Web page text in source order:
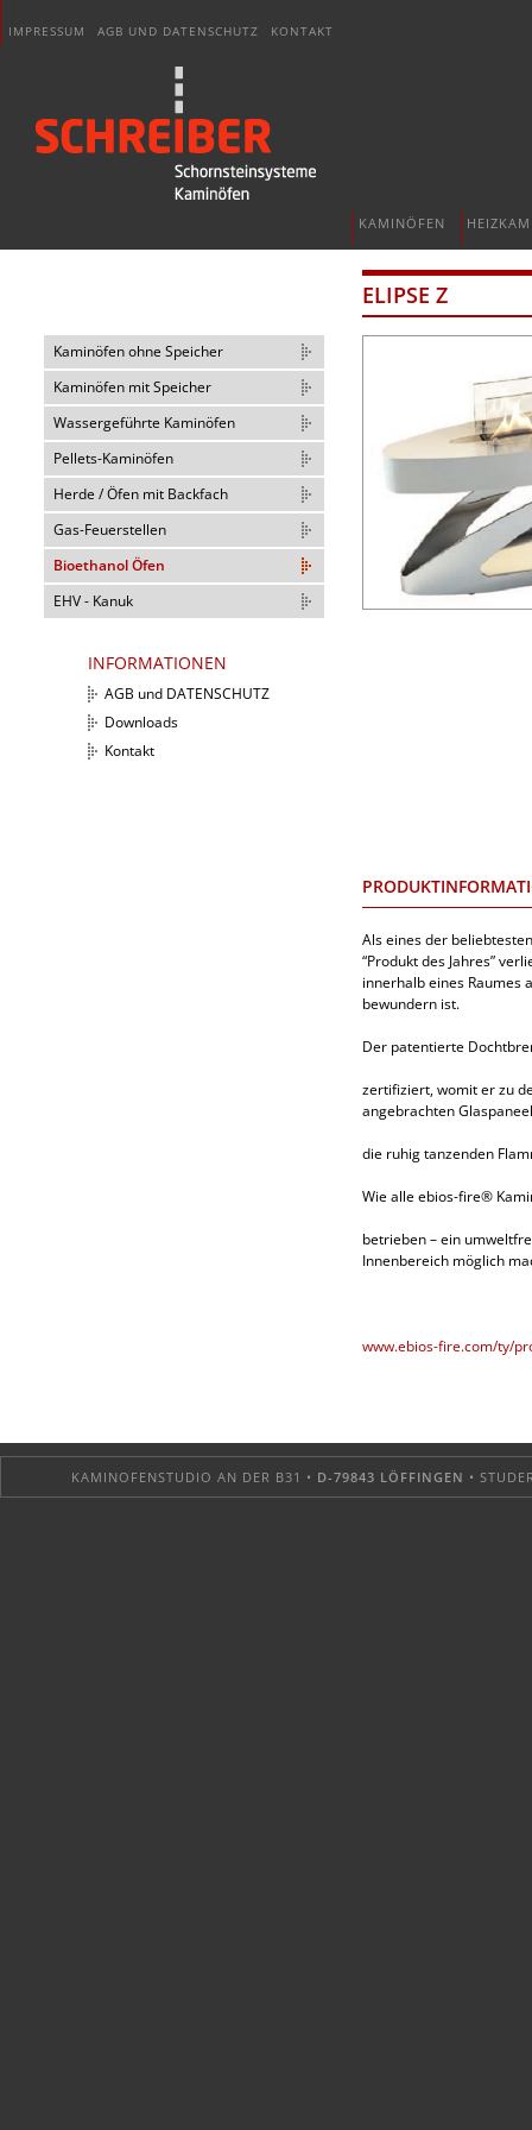
IMPRESSUM AGB UND DATENSCHUTZ KONTAKT
KAMINÖFEN
Kaminöfen ohne Speicher
Kaminöfen mit Speicher
Wassergeführte Kaminöfen
Pellets-Kaminöfen
Herde / Öfen mit Backfach
Gas-Feuerstellen
Bioethanol Öfen
EHV - Kanuk
ELIPSE Z
Als eines der
“Produkt des Jahres”
innerhalb eines Raumes
bewundern ist.
​Der patentierte
zertifiziert, womit er zu
angebrachten
die ruhig tanzenden
​Wie alle ebios-fire®
betrieben – ein
Innenbereich möglich
www.ebios-fire.com/ty/
INFORMATIONEN
AGB und DATENSCHUTZ
Downloads
Kontakt
KAMINOFENSTUDIO AN DER B31 • D-79843 LÖFFINGEN •